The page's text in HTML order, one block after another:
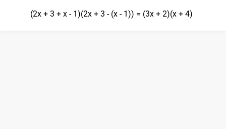
(2x + 3 + x - 1)(2x + 3 - (x - 1)) = (3x + 2)(x + 4)